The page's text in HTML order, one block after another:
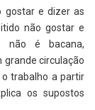
gostar e dizer as
não gostar e
não é bacana,
grande circulação
trabalho a partir
os supostos